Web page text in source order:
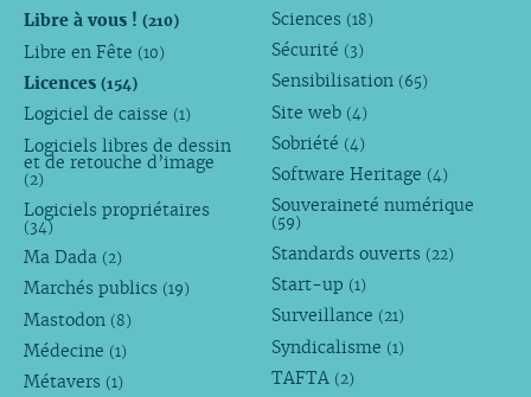
Libre à vous ! (210)
Libre en Fête (10)
Licences (154)
Logiciel de caisse (1)
Logiciels libres de dessin
et de retouche d’image
(2)
Logiciels propriétaires
(34)
Ma Dada (2)
Marchés publics (19)
Mastodon (8)
Médecine (1)
Métavers (1)
Sciences (18)
Sécurité (3)
Sensibilisation (65)
Site web (4)
Sobriété (4)
Software Heritage (4)
Souveraineté numérique
(59)
Standards ouverts (22)
Start-up (1)
Surveillance (21)
Syndicalisme (1)
TAFTA (2)